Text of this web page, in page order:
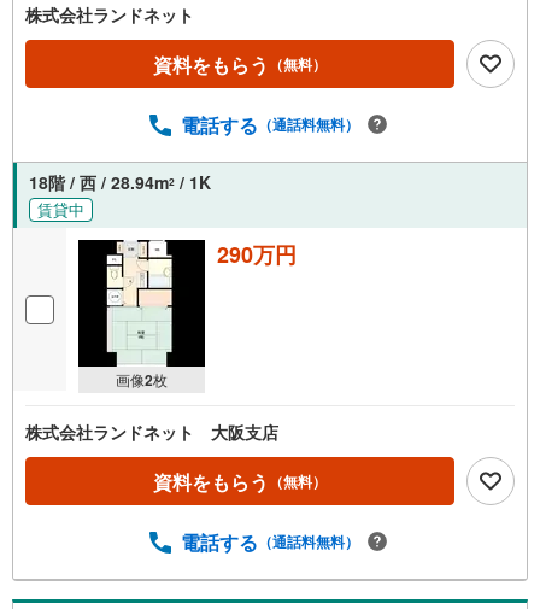
株式会社ランドネット
資料をもらう （無料）
電話する （通話料無料）
18階 / 西 / 28.94m2 / 1K
賃貸中
画像2枚
290万円
株式会社ランドネット 大阪支店
資料をもらう （無料）
電話する （通話料無料）